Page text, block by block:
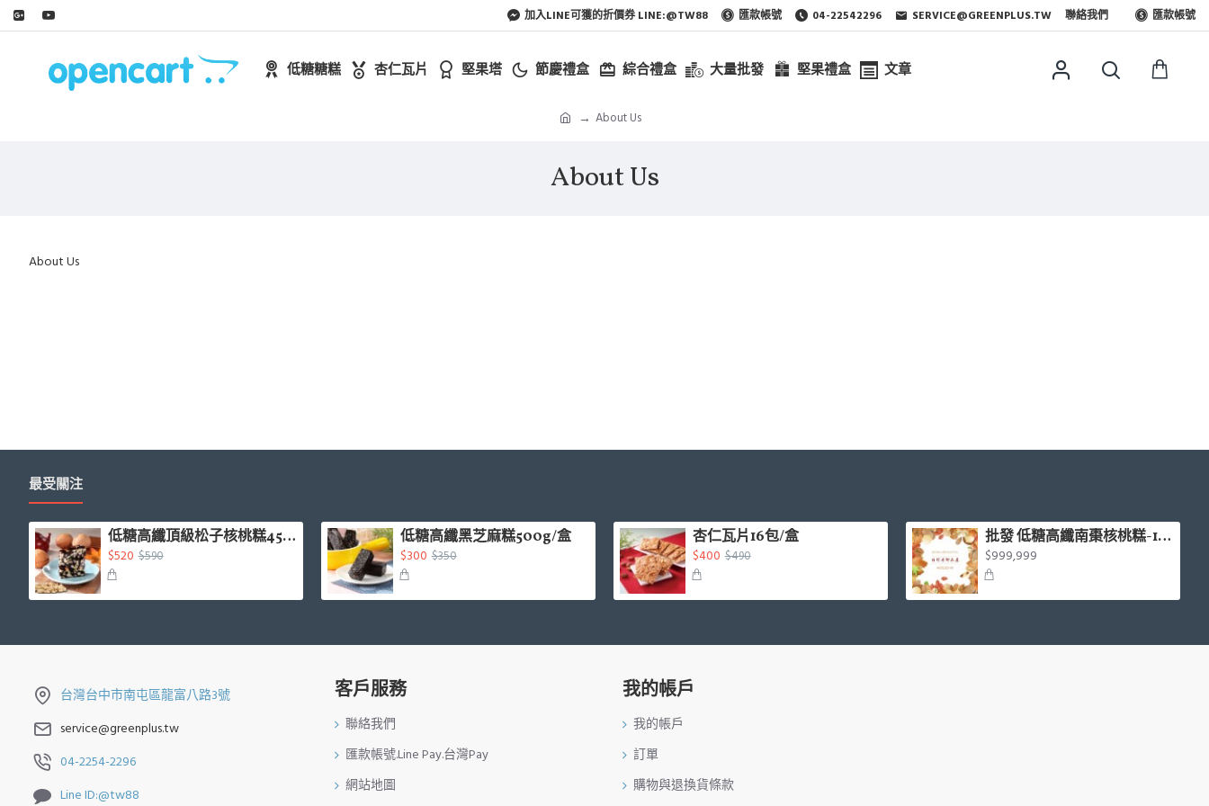
加入LINE可獲的折價券 LINE:@TW88 匯款帳號 04-22542296 SERVICE@GREENPLUS.TW 聯絡我們 匯款帳號
低糖糖糕 杏仁瓦片 堅果塔 節慶禮盒 綜合禮盒 大量批發 堅果禮盒 文章
About Us
About Us
About Us
最受關注
低糖高纖頂級松子核桃糕450g/盒
$520 $590
低糖高纖黑芝麻糕500g/盒
$300 $350
杏仁瓦片16包/盒
$400 $490
批發 低糖高纖南棗核桃糕-1台斤
$999,999
台灣台中市南屯區龍富八路3號
service@greenplus.tw
04-2254-2296
Line ID:@tw88
客戶服務
聯絡我們
匯款帳號.Line Pay.台灣Pay
網站地圖
我的帳戶
我的帳戶
訂單
購物與退換貨條款